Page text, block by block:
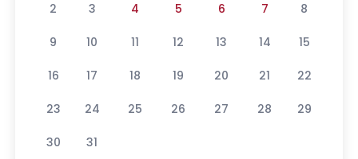
2 3 4 5 6 7 8
9 10 11 12 13 14 15
16 17 18 19 20 21 22
23 24 25 26 27 28 29
30 31